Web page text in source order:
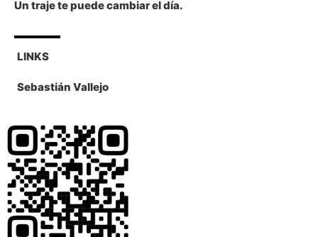
Un traje te puede cambiar el día.
LINKS
Sebastián Vallejo